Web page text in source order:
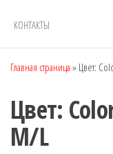
КОНТАКТЫ
Главная страница » Цвет:
Цвет:
M/L